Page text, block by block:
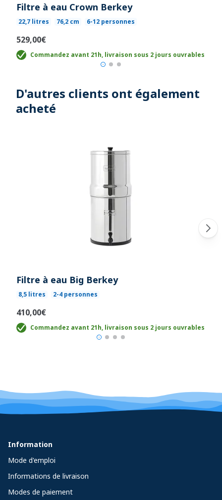
Filtre à eau Crown Berkey
22,7 litres 76,2 cm 6-12 personnes
529,00€
Commandez avant 21h, livraison sous 2 jours ouvrables
D'autres clients ont également
acheté
Filtre à eau Big Berkey
8,5 litres 2-4 personnes
410,00€
Commandez avant 21h, livraison sous 2 jours ouvrables
Information
Mode d'emploi
Informations de livraison
Modes de paiement